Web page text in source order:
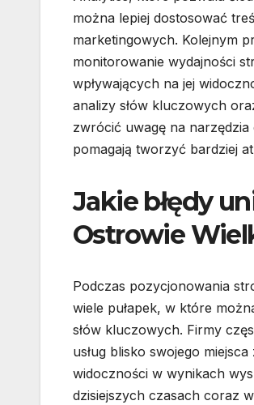
można lepiej dostosować
marketingowych. Kolejnym
monitorowanie wydajności
wpływających na jej
analizy słów kluczowych
zwrócić uwagę na narzędzia
pomagają tworzyć bardziej
Jakie błędy
Ostrowie
Podczas pozycjonowania
wiele pułapek, w które
słów kluczowych. Firmy
usług blisko swojego
widoczności w wynikach
dzisiejszych czasach coraz